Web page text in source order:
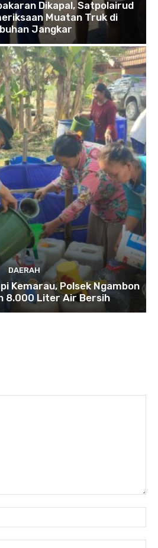
Dikapal, Satpolairud
Muatan Truk di
Jangkar
DAERAH
Kemarau, Polsek Ngambon
8.000 Liter Air Bersih